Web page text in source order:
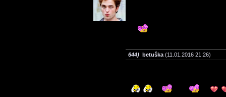
644) betuška(11.01.2016 21:26)